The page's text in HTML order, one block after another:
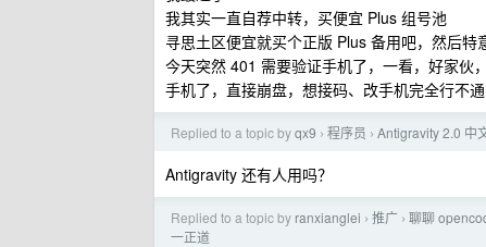
我其实一直自荐中转，买便宜 Plus 组号池
寻思土区便宜就买个正版 Plus 备用吧，然后特
今天突然 401 需要验证手机了，一看，好家伙
手机了，直接崩盘，想接码、改手机完全行不通
Replied to a topic byqx9 › 程序员 › Antigravity 2.0 中
Antigravity 还有人用吗？
Replied to a topic by ranxianglei › 推广 › 聊聊
一正道